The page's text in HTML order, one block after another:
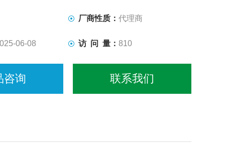
厂商性质： 代理商
06-08 访 问 量： 810
咨询 联系我们